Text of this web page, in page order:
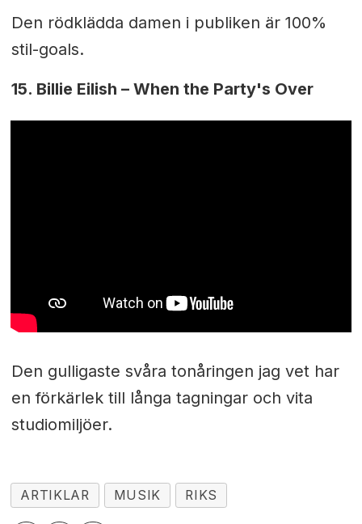
Den rödklädda damen i publiken är 100%
stil-goals.
15. Billie Eilish – When the Party's Over
Den gulligaste svåra tonåringen jag vet har
en förkärlek till långa tagningar och vita
studiomiljöer.
ARTIKLAR MUSIK RIKS